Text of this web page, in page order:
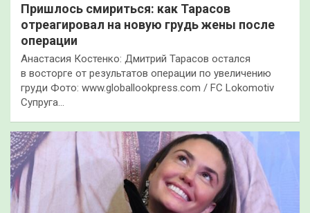
Пришлось смириться: как Тарасов
отреагировал на новую грудь жены после
операции
Анастасия Костенко: Дмитрий Тарасов остался
в восторге от результатов операции по увеличению
груди Фото: www.globallookpress.com / FC Lokomotiv
Супруга…